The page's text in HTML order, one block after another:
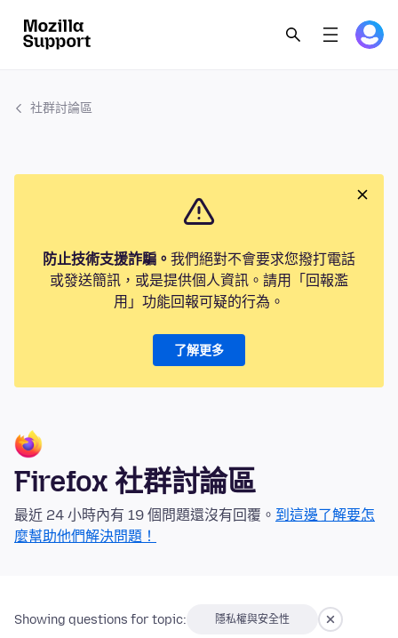
社群討論區
防止技術支援詐騙。 我們絕對不會要求您撥打電話
或發送簡訊，或是提供個人資訊。請用「回報濫
用」功能回報可疑的行為。
了解更多
Firefox 社群討論區
最近 24 小時內有 19 個問題還沒有回覆。 到這邊了解要怎
麼幫助他們解決問題！
Showing questions for topic: 隱私權與安全性